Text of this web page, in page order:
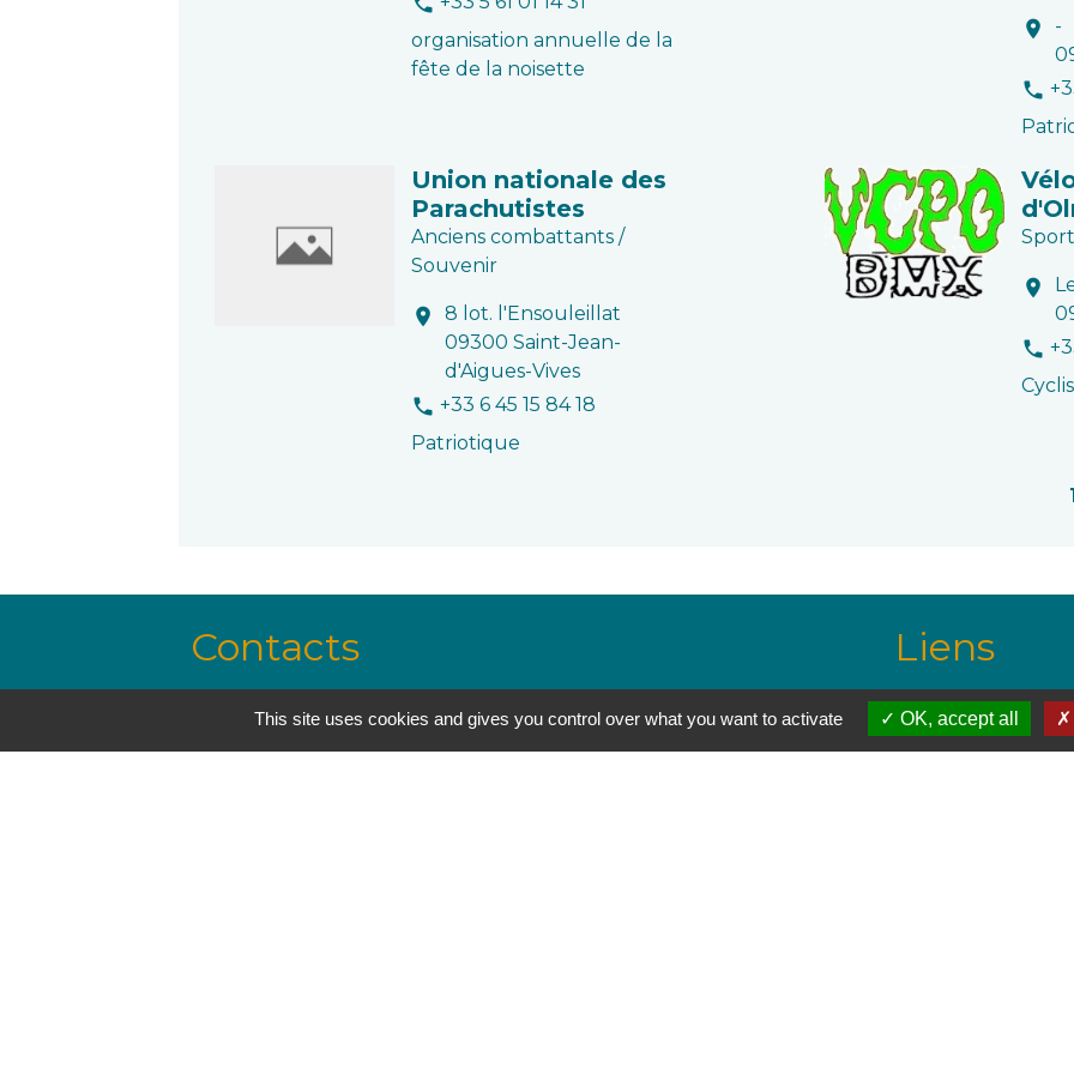
organisation annuelle de la
fête de la noisette
location_on
-
phone
Union nationale des
Parachutistes
Anciens combattants /
Souvenir
location_on
8 lot. l'Ensouleillat
09300 Saint-Jean-
d'Aigues-Vives
phone +33 6 45 15 84 18
Patriotique
location_on
phone
Contacts
Hôtel de Ville - 7, avenue Alsace Lorraine
09300 Lavelanet - FRANCE
Liens
Communauté de
Pays des Pyrénées
This site uses cookies and gives you control over what you want to activate OK, accept all